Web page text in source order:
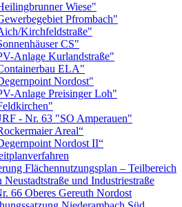
Wiese"
Pfrombach"
Kirchfeldstraße"
CS"
Anlage Kurlandstraße"
ELA"
Nordost"
Anlage Preisinger Loh"
- Nr. 63 "SO Amperauen"
Areal“
Nordost II“
Flächennutzungsplan – Teilbereich
Neustadtstraße und Industriestraße
66 Oberes Gereuth Nordost